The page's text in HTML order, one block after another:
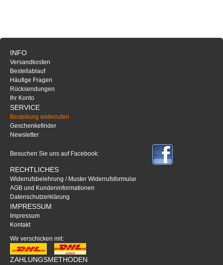
INFO
Versandkosten
Bestellablauf
Häufige Fragen
Rücksendungen
Ihr Konto
SERVICE
Bestellung widerrufen
Geschenkefinder
Newsletter
Besuchen Sie uns auf Facebook:
RECHTLICHES
Widerrufsbelehrung / Muster Widerrufsformular
AGB und Kundeninformationen
Datenschutzerklärung
IMPRESSUM
Impressum
Kontakt
Wir verschicken mit:
ZAHLUNGSMETHODEN